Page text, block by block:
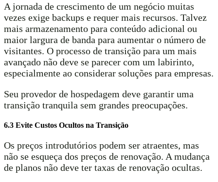
A jornada de crescimento de um negócio muitas
vezes exige backups e requer mais recursos. Talvez
mais armazenamento para conteúdo adicional ou
maior largura de banda para aumentar o número de
visitantes. O processo de transição para um mais
avançado não deve se parecer com um labirinto,
especialmente ao considerar soluções para empresas.
Seu provedor de hospedagem deve garantir uma
transição tranquila sem grandes preocupações.
6.3 Evite Custos Ocultos na Transição
Os preços introdutórios podem ser atraentes, mas
não se esqueça dos preços de renovação. A mudança
de planos não deve ter taxas de renovação ocultas.